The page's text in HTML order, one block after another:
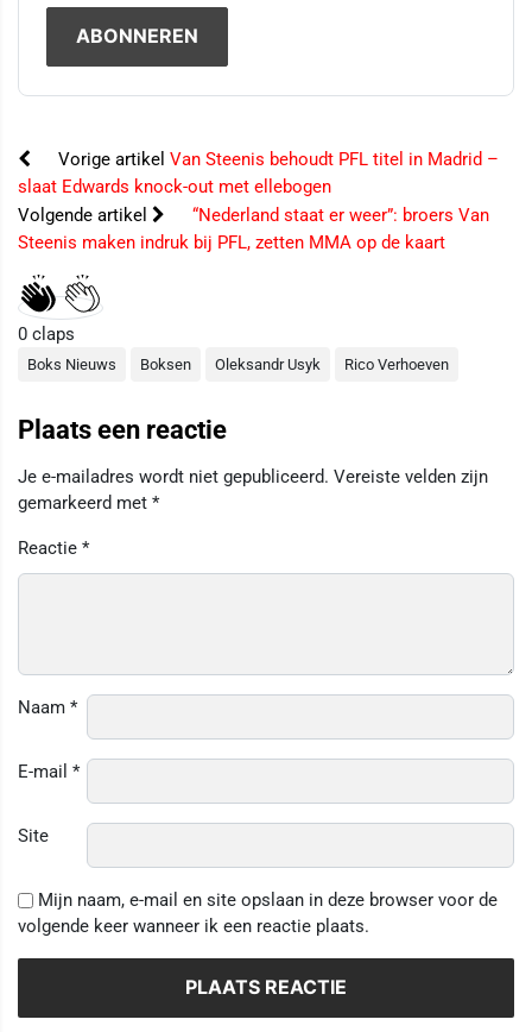
Vorige artikel Van Steenis behoudt PFL titel in Madrid –
slaat Edwards knock-out met ellebogen
Volgende artikel
“Nederland staat er weer”: broers Van
Steenis maken indruk bij PFL, zetten MMA op de kaart
0 claps
Boks Nieuws Boksen Oleksandr Usyk Rico Verhoeven
Plaats een reactie
Je e-mailadres wordt niet gepubliceerd. Vereiste velden zijn
gemarkeerd met *
Reactie *
Naam *
E-mail *
Site
Mijn naam, e-mail en site opslaan in deze browser voor de
volgende keer wanneer ik een reactie plaats.